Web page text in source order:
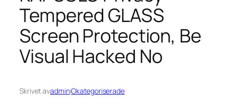
Tempered GLASS
Screen Protection, Be
Visual Hacked No
Skrivet avadminiOkategoriserade